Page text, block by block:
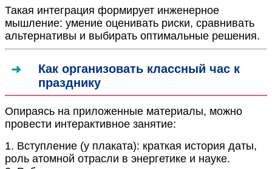
Такая интеграция формирует инженерное
мышление: умение оценивать риски, сравнивать
альтернативы и выбирать оптимальные решения.
Как организовать классный час к
празднику
Опираясь на приложенные материалы, можно
провести интерактивное занятие:
1. Вступление (у плаката): краткая история даты,
роль атомной отрасли в энергетике и науке.